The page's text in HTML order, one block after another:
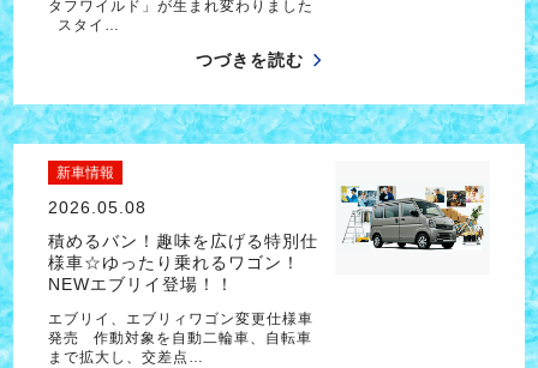
タフワイルド」が生まれ変わりました
スタイ…
つづきを読む
新車情報
2026.05.08
積めるバン！趣味を広げる特別仕
様車☆ゆったり乗れるワゴン！
NEWエブリイ登場！！
エブリイ、エブリィワゴン変更仕様車
発売 作動対象を自動二輪車、自転車
まで拡大し、交差点…